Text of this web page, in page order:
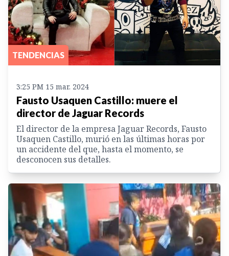
TENDENCIAS
3:25 PM 15 mar. 2024
Fausto Usaquen Castillo: muere el
director de Jaguar Records
El director de la empresa Jaguar Records, Fausto
Usaquen Castillo, murió en las últimas horas por
un accidente del que, hasta el momento, se
desconocen sus detalles.